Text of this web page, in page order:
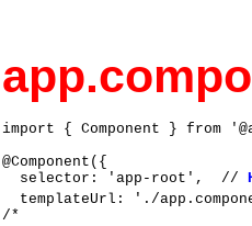
import { Component } from
@Component({
  selector: 'app-root',  //
templateUrl: './